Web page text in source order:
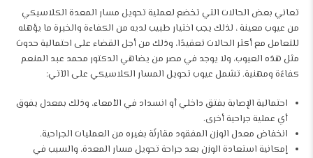
تعاني بعض الحالات التي تخضع لعملية تحويل مسار المعدة الكلاسيكي
من عيوب معينة ، لذلك يجب اختيار طبيب لديه من الكفاءة والخبرة ما يؤهله
للتعامل مع أكثر الحالات تعقيدًا، وذلك من أجل القضاء على احتمالية حدوث
مثل هذه العيوب، ولا يوجد في مصر من يضاهي الدكتور محمد عبد المنعم
كفاءًة ومهنية. تشمل عيوب تحويل المسار الكلاسيكي على الآتي:
احتمالية الإصابة بفتق داخلي أو انسداد في الأمعاء، وذلك بمعدل يفوق
أي عملية جراحية أخرى.
انخفاض معدل الوزن المفقود مقارنًة بغيره من العمليات الجراحية.
إمكانية استعادة الوزن بعد جراحة تحويل مسار المعدة، والسبب في